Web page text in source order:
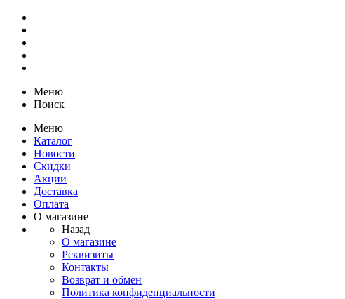
Меню
Поиск
Меню
Каталог
Новости
Скидки
Акции
Доставка
Оплата
О магазине
Назад
О магазине
Реквизиты
Контакты
Возврат и обмен
Политика конфиденциальности